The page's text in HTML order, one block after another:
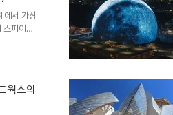
에서 가장
스피어
달러(약
솔루션을
웍스의